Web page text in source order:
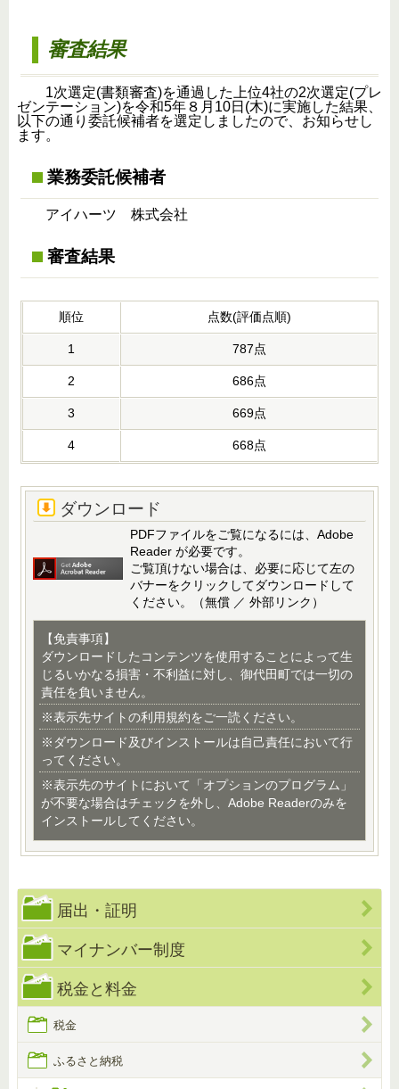
審査結果
1次選定(書類審査)を通過した上位4社の2次選定(プレ
ゼンテーション)を令和5年８月10日(木)に実施した結果、
以下の通り委託候補者を選定しましたので、お知らせし
ます。
業務委託候補者
アイハーツ 株式会社
審査結果
順位 点数(評価点順)
1 787点
2 686点
3 669点
4 668点
ダウンロード
PDFファイルをご覧になるには、Adobe
Reader が必要です。
ご覧頂けない場合は、必要に応じて左の
バナーをクリックしてダウンロードして
ください。（無償 ／ 外部リンク）
【免責事項】
ダウンロードしたコンテンツを使用することによって生
じるいかなる損害・不利益に対し、御代田町では一切の
責任を負いません。
※表示先サイトの利用規約をご一読ください。
※ダウンロード及びインストールは自己責任において行
ってください。
※表示先のサイトにおいて「オプションのプログラム」
が不要な場合はチェックを外し、Adobe Readerのみを
インストールしてください。
届出・証明
マイナンバー制度
税金と料金
税金
ふるさと納税